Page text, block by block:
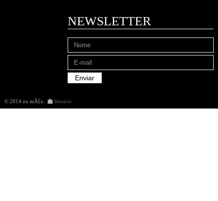
NEWSLETTER
© 2014 eu mÃ£e. Meiokilo